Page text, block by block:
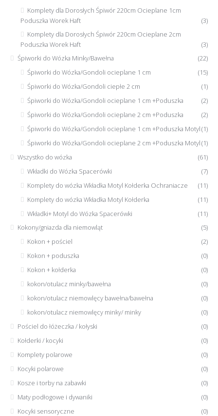
Komplety dla Dorosłych Śpiwór 220cm Ocieplane 1cm
Poduszka Worek Haft
(3)
Komplety dla Dorosłych Śpiwór 220cm Ocieplane 2cm
Poduszka Worek Haft
(3)
Śpiworki do Wózka Minky/Bawełna
(22)
Śpiworki do Wózka/Gondoli ocieplane 1 cm
(15)
Śpiworki do Wózka/Gondoli ciepłe 2 cm
(1)
Śpiworki do Wózka/Gondoli ocieplane 1 cm +Poduszka
(2)
Śpiworki do Wózka/Gondoli ocieplane 2 cm +Poduszka
(2)
Śpiworki do Wózka/Gondoli ocieplane 1 cm +Poduszka Motyl(1)
Śpiworki do Wózka/Gondoli ocieplane 2 cm +Poduszka Motyl(1)
Wszystko do wózka
(61)
Wkładki do Wózka Spacerówki
(7)
Komplety do wózka Wkładka Motyl Kołderka Ochraniacze
(11)
Komplety do wózka Wkładka Motyl Kołderka
(11)
Wkładki+ Motyl do Wózka Spacerówki
(11)
Kokony/gniazda dla niemowląt
(5)
Kokon + pościel
(2)
Kokon + poduszka
(0)
Kokon + kołderka
(0)
kokon/otulacz minky/bawełna
(0)
kokon/otulacz niemowlęcy bawełna/bawełna
(0)
kokon/otulacz niemowlęcy minky/ minky
(0)
Pościel do łóżeczka / kołyski
(0)
Kołderki / kocyki
(0)
Komplety polarowe
(0)
Kocyki polarowe
(0)
Kosze i torby na zabawki
(0)
Maty podłogowe i dywaniki
(0)
Kocyki sensoryczne
(0)